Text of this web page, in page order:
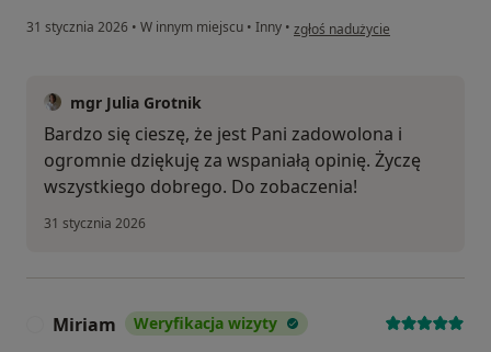
31 stycznia 2026 • W innym miejscu • Inny • w opinii użytkownika Ewa
zgłoś nadużycie
mgr Julia Grotnik
Bardzo się cieszę, że jest Pani zadowolona i
ogromnie dziękuję za wspaniałą opinię. Życzę
wszystkiego dobrego. Do zobaczenia!
31 stycznia 2026
Miriam Weryfikacja wizyty